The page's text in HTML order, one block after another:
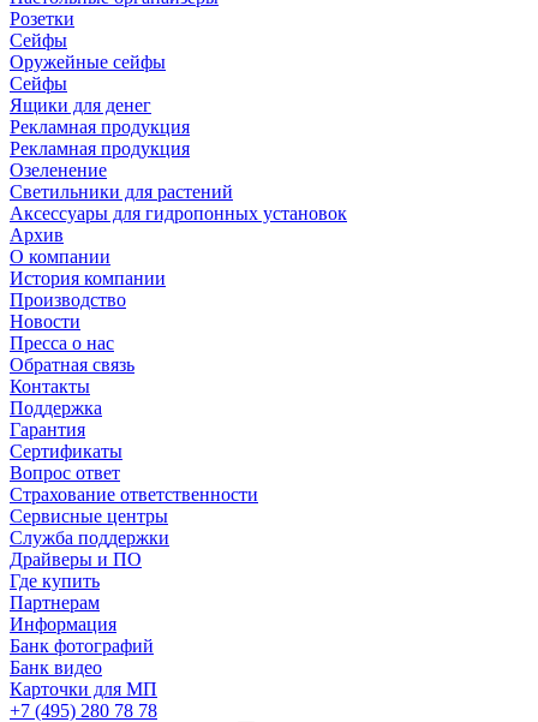
Розетки
Сейфы
Оружейные сейфы
Сейфы
Ящики для денег
Рекламная продукция
Рекламная продукция
Озеленение
Светильники для растений
Аксессуары для гидропонных установок
Архив
О компании
История компании
Производство
Новости
Пресса о нас
Обратная связь
Контакты
Поддержка
Гарантия
Сертификаты
Вопрос ответ
Страхование ответственности
Сервисные центры
Служба поддержки
Драйверы и ПО
Где купить
Партнерам
Информация
Банк фотографий
Банк видео
Карточки для МП
+7 (495) 280 78 78